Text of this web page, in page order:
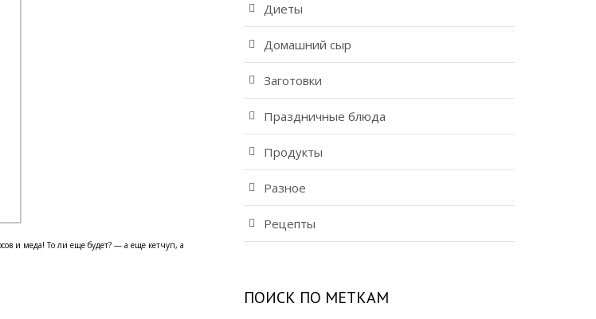
и меда! То ли еще будет? — а еще кетчуп, а
Диеты
Домашний сыр
Заготовки
Праздничные блюда
Продукты
Разное
Рецепты
ПОИСК ПО МЕТКАМ